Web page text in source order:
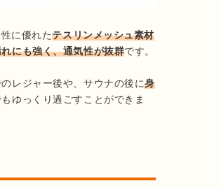
に優れたテスリンメッシュ素材
にも強く、通気性が抜群です。
レジャー後や、サウナの後に身
ゆっくり過ごすことができま